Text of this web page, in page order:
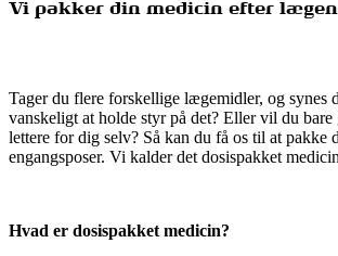
Vi pakker din medicin efter
Tager du flere forskellige lægemidler, og synes
vanskeligt at holde styr på det? Eller vil du bare
lettere for dig selv? Så kan du få os til at pakke
engangsposer. Vi kalder det dosispakket
Hvad er dosispakket medicin?